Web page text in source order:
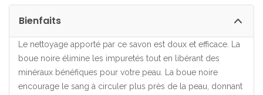
Bienfaits
Le nettoyage apporté par ce savon est doux et efficace. La
boue noire élimine les impuretés tout en libérant des
minéraux bénéfiques pour votre peau. La boue noire
encourage le sang à circuler plus près de la peau, donnant